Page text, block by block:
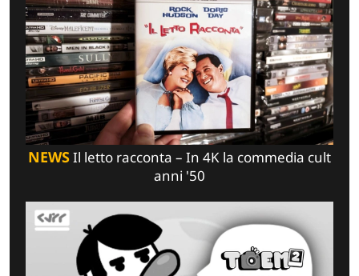
NEWSIl letto racconta – In 4K la commedia cult
anni '50